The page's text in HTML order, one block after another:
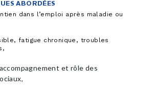
ABORDÉES
dans l’emploi après maladie ou
fatigue chronique, troubles
et rôle des